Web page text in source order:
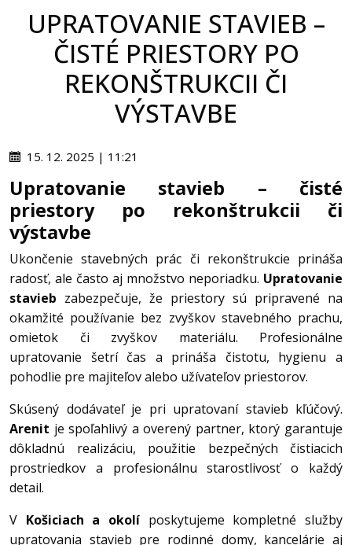
UPRATOVANIE STAVIEB –
ČISTÉ PRIESTORY PO
REKONŠTRUKCII ČI
VÝSTAVBE
15. 12. 2025 | 11:21
Upratovanie stavieb – čisté
priestory po rekonštrukcii či
výstavbe
Ukončenie stavebných prác či rekonštrukcie prináša
radosť, ale často aj množstvo neporiadku. Upratovanie
stavieb zabezpečuje, že priestory sú pripravené na
okamžité používanie bez zvyškov stavebného prachu,
omietok či zvyškov materiálu. Profesionálne
upratovanie šetrí čas a prináša čistotu, hygienu a
pohodlie pre majiteľov alebo užívateľov priestorov.
Skúsený dodávateľ je pri upratovaní stavieb kľúčový.
Arenit je spoľahlivý a overený partner, ktorý garantuje
dôkladnú realizáciu, použitie bezpečných čistiacich
prostriedkov a profesionálnu starostlivosť o každý
detail.
V Košiciach a okolí poskytujeme kompletné služby
upratovania stavieb pre rodinné domy, kancelárie aj